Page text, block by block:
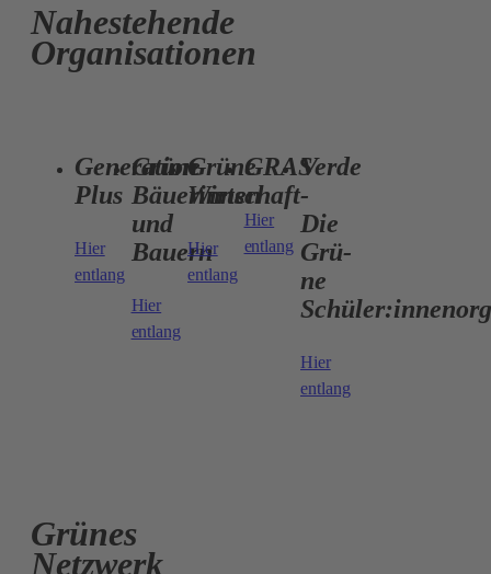
Nahestehende
Organisationen
Generation
Plus
Hier
entlang
Grüne
Bäuerinnen
und
Bauern
Hier
entlang
Grüne
Wirtschaft
Hier
entlang
GRAS
Hier
entlang
Verde
-
Die
Grü­
ne
Hier
entlang
Grünes
Netzwerk